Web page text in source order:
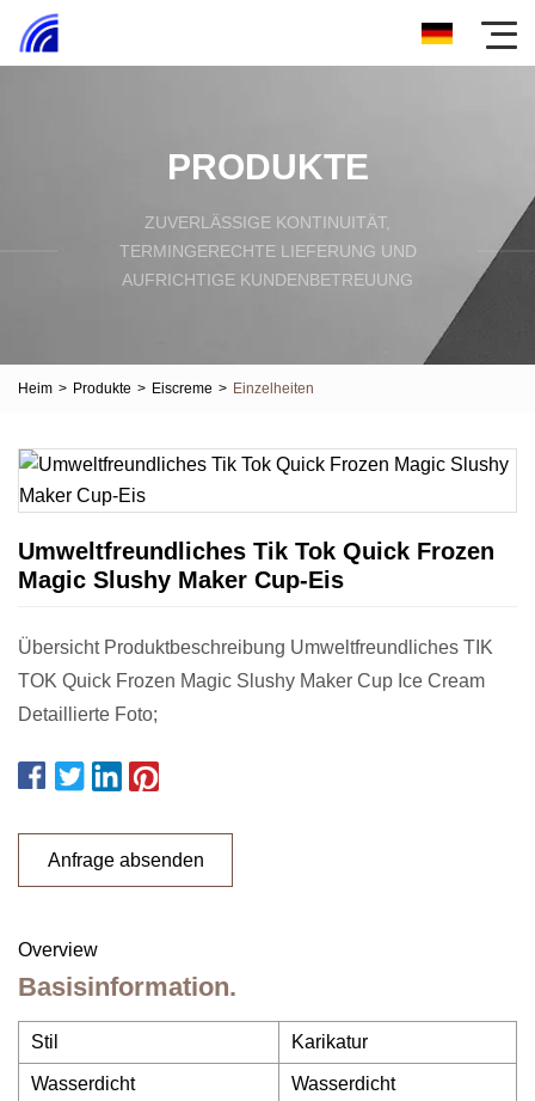
PRODUKTE
ZUVERLÄSSIGE KONTINUITÄT,
TERMINGERECHTE LIEFERUNG UND
AUFRICHTIGE KUNDENBETREUUNG
Heim > Produkte > Eiscreme > Einzelheiten
Umweltfreundliches Tik Tok Quick Frozen
Magic Slushy Maker Cup-Eis
Übersicht Produktbeschreibung Umweltfreundliches TIK
TOK Quick Frozen Magic Slushy Maker Cup Ice Cream
Detaillierte Foto;
Anfrage absenden
Overview
Basisinformation.
Stil Karikatur
Wasserdicht Wasserdicht